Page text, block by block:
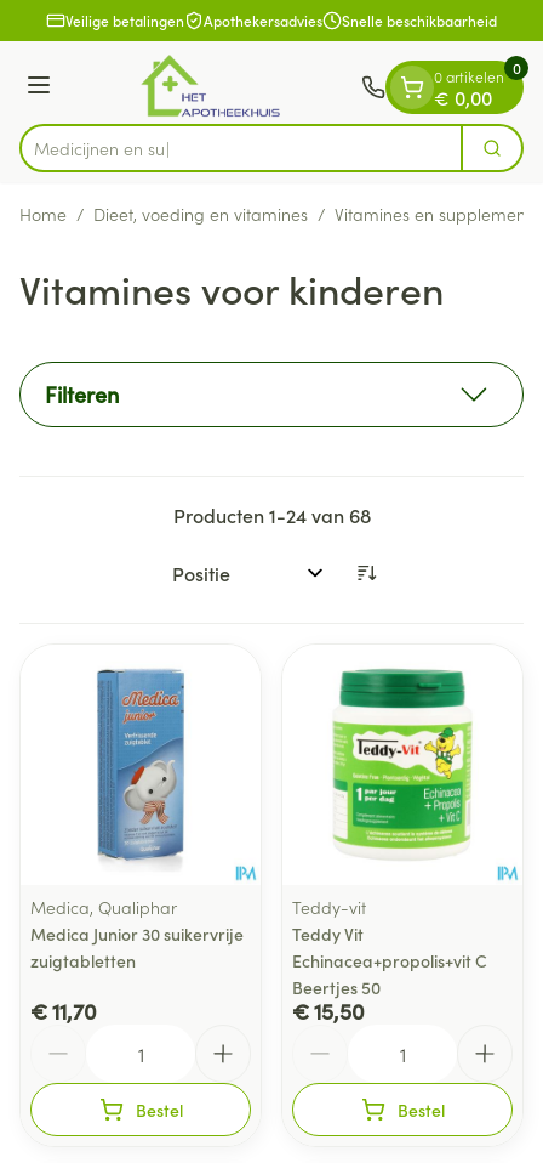
Ga naar de inhoud
1 van 1Veilige betalingen Apothekersadvies Snelle beschikbaarheid
Menu
Product, merk, categorie... Zoek
0 artikelen
€ 0,00
0
Home / Dieet, voeding en vitamines / Vitamines en
Vitamines voor kinderen
Filteren
Producten1-24van 68
Sorteer op:
Medica, Qualiphar
Medica Junior 30 suikervrije
zuigtabletten
€ 11,70
Bestel
Teddy-vit
Teddy Vit
Echinacea+propolis+vit C
Beertjes 50
€ 15,50
Bestel